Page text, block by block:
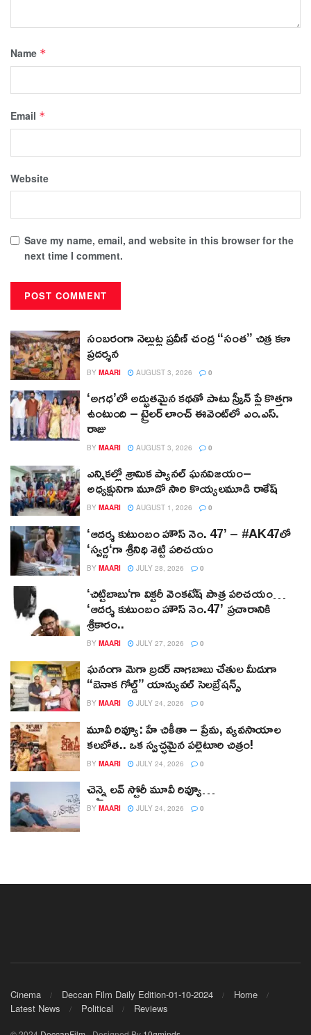
Name *
Email *
Website
Save my name, email, and website in this browser for the
next time I comment.
సంబరంగా నెల్లుట్ల ప్రవీణ్ చంద్ర “సంత” చిత్ర కళా
ప్రదర్శన
BY MAARI AUGUST 3, 2026 0
‘అగధ’లో అద్భుతమైన కథతో పాటు స్క్రీన్ ప్లే కొత్తగా
ఉంటుంది – ట్రైలర్ లాంచ్ ఈవెంట్‌లో ఎం.ఎస్.
రాజు
BY MAARI AUGUST 3, 2026 0
ఎన్నికల్లో శ్రామిక ప్యానల్‌ ఘనవిజయం–
అధ్యక్షునిగా మూడో సారి కొయ్యలమూడి రాకేష్‌
BY MAARI AUGUST 1, 2026 0
‘ఆదర్శ కుటుంబం హౌస్ నెం. 47’ – #AK47లో
‘స్వర్ణ‘గా శ్రీనిధి శెట్టి పరిచయం
BY MAARI JULY 28, 2026 0
‘చిట్టిబాబు‘గా విక్టరీ వెంకటేష్ పాత్ర పరిచయం…
‘ఆదర్శ కుటుంబం హౌస్ నెం.47’ ప్రచారానికి
శ్రీకారం..
BY MAARI JULY 27, 2026 0
ఘనంగా మెగా బ్రదర్ నాగబాబు చేతుల మీదుగా
“బెనాక గోల్డ్” యాన్యువల్ సెలబ్రేషన్స్
BY MAARI JULY 24, 2026 0
మూవీ రివ్యూ: హే చికీతా – ప్రేమ, వ్యవసాయాల
కలబోత.. ఒక స్వచ్ఛమైన పల్లెటూరి చిత్రం!
BY MAARI JULY 24, 2026 0
చెన్నై లవ్ స్టోరీ మూవీ రివ్యూ…
BY MAARI JULY 24, 2026 0
Cinema Deccan Film Daily Edition-01-10-2024
Home
Latest News
Political Reviews